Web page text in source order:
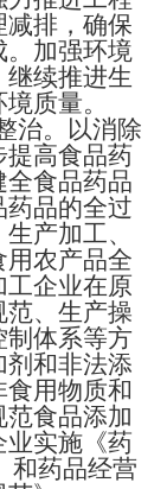
排，确保
。加强环境
续推进生
质量。
治。以消除
高食品药
全食品药品
品的全过
产加工、
农产品全
企业在原
、生产操
制体系等方
和非法添
用物质和
食品添加
实施《药
和药品经营